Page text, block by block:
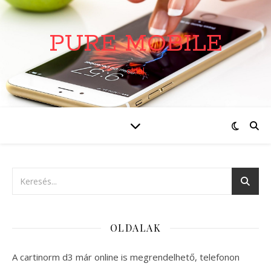
PURE MOBILE
oldal
OLDALAK
A cartinorm d3 már online is megrendelhető, telefonon